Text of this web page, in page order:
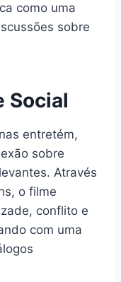
como uma
sobre
Social
entretém,
sobre
Através
o filme
conflito e
com uma